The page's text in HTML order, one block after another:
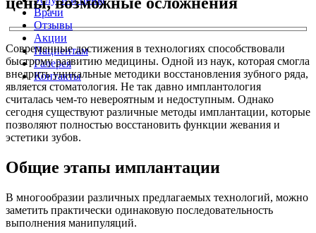
Врачи
Отзывы
Акции
Пациентам
Галерея
Контакты
Современные достижения в технологиях способствовали
быстрому развитию медицины. Одной из наук, которая смогла
внедрить уникальные методики восстановления зубного ряда,
является стоматология. Не так давно имплантология
считалась чем-то невероятным и недоступным. Однако
сегодня существуют различные методы имплантации, которые
позволяют полностью восстановить функции жевания и
эстетики зубов.
Общие этапы имплантации
В многообразии различных предлагаемых технологий, можно
заметить практически одинаковую последовательность
выполнения манипуляций.